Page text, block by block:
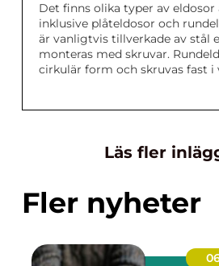
Det finns olika typer av
inklusive plåteldosor och
är vanligtvis tillverkade av stål
monteras med skruvar.
cirkulär form och skruvas fast i
Läs fler
Fler nyheter